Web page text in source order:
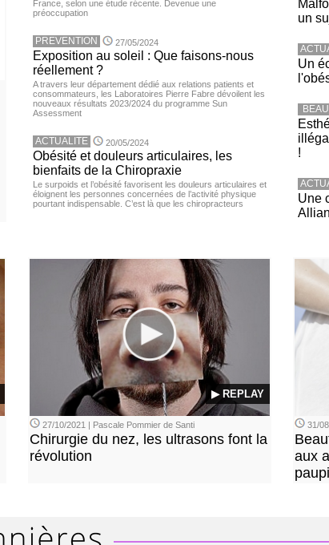
France, selon une étude récente. Devenue une
préoccupation
PREVENTION 27/05/2024
Exposition au soleil : Que faisons-nous
réellement ?
A travers leur département dédié aux relations patients et
consommateurs, les Laboratoires Pierre Fabre dévoilent les
nouveaux résultats 2023/2024 du programme Sun
Assessment
ACTUALITE 20/05/2024
Obésité et douleurs articulaires, les
bienfaits de la Chiropraxie
Le surpoids et l’obésité favorisent les douleurs articulaires et
éloignent les personnes concernées de l’activité physique
pourtant indispensable. C’est là que les chiropracteurs
un
Un
!
Une
▶ REPLAY
27/10/2021 | Pascale Pommier de Santi
Chirurgie du nez, les ultrasons font la
révolution
31/
aux